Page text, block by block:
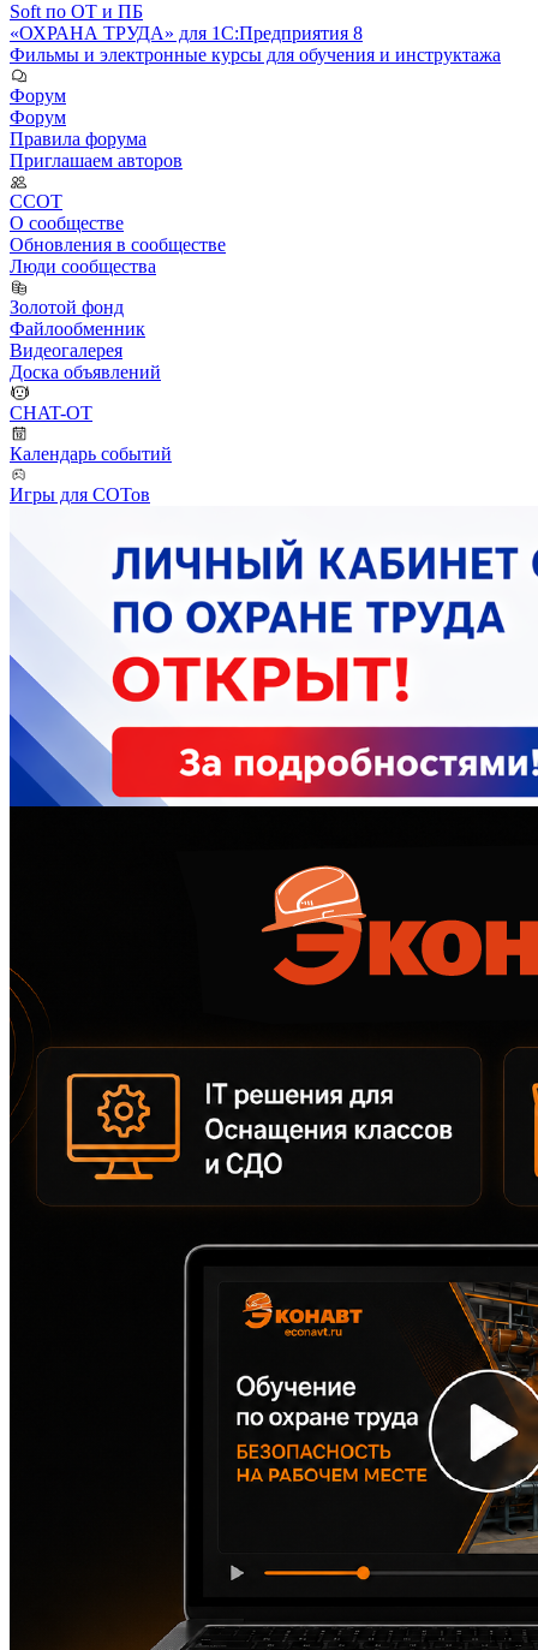
Soft по ОТ и ПБ
«ОХРАНА ТРУДА» для 1С:Предприятия 8
Фильмы и электронные курсы для обучения и инструктажа
Форум
Форум
Правила форума
Приглашаем авторов
ССОТ
О сообществе
Обновления в сообществе
Люди сообщества
Золотой фонд
Файлообменник
Видеогалерея
Доска объявлений
CHAT-OT
Календарь событий
Игры для СОТов